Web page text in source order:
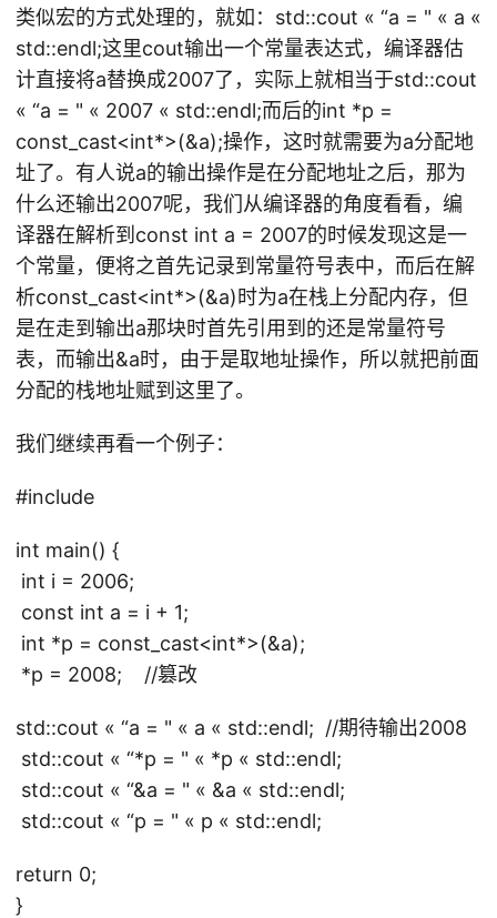
类似宏的方式处理的，就如：std::cout « “a = " « a «
std::endl;这里cout输出一个常量表达式，编译器估
计直接将a替换成2007了，实际上就相当于std::cout
« “a = " « 2007 « std::endl;而后的int *p =
const_cast<int*>(&a);操作，这时就需要为a分配地
址了。有人说a的输出操作是在分配地址之后，那为
什么还输出2007呢，我们从编译器的角度看看，编
译器在解析到const int a = 2007的时候发现这是一
个常量，便将之首先记录到常量符号表中，而后在解
析const_cast<int*>(&a)时为a在栈上分配内存，但
是在走到输出a那块时首先引用到的还是常量符号
表，而输出&a时，由于是取地址操作，所以就把前面
分配的栈地址赋到这里了。
我们继续再看一个例子：
#include
int main() {
int i = 2006;
const int a = i + 1;
int *p = const_cast<int*>(&a);
*p = 2008; //篡改
std::cout « “a = " « a « std::endl; //期待输出2008
std::cout « “*p = " « *p « std::endl;
std::cout « “&a = " « &a « std::endl;
std::cout « “p = " « p « std::endl;
return 0;
}